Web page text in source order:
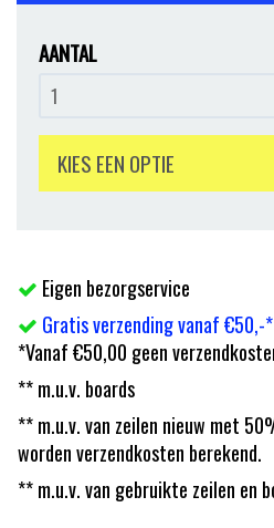
AANTAL
KIES EEN OPTIE
Eigen bezorgservice
Gratis verzending vanaf €50,-
*Vanaf €50,00 geen
** m.u.v. boards
** m.u.v. van zeilen nieuw met
worden verzendkosten berekend.
** m.u.v. van gebruikte zeilen en